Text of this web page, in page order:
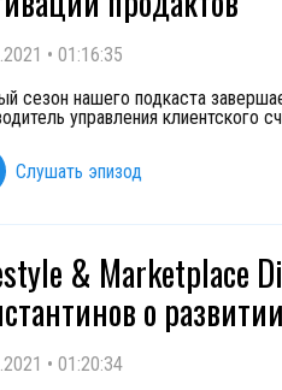
• 01:16:35
сезон нашего подкаста
управления клиентского
Слушать эпизод
& Marketplace
о
• 01:20:34